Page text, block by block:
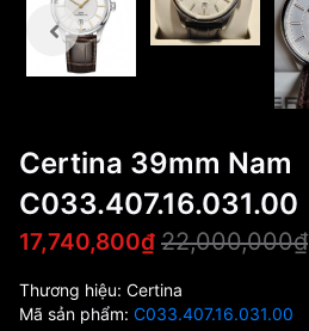
Certina 39mm Nam
C033.407.16.031.00
17,740,800₫ 22,000,000₫
Thương hiệu: Certina
Mã sản phẩm: C033.407.16.031.00